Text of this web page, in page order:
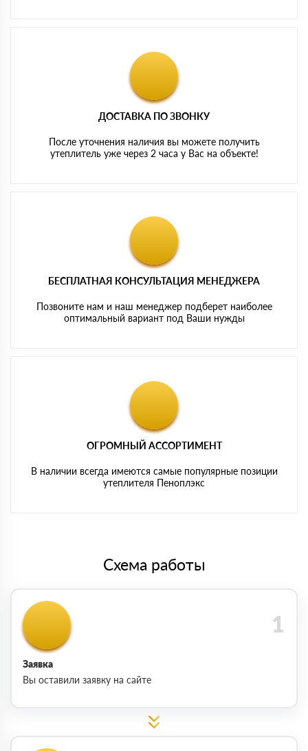
ДОСТАВКА ПО ЗВОНКУ
После уточнения наличия вы можете получить
утеплитель уже через 2 часа у Вас на объекте!
БЕСПЛАТНАЯ КОНСУЛЬТАЦИЯ МЕНЕДЖЕРА
Позвоните нам и наш менеджер подберет наиболее
оптимальный вариант под Ваши нужды
ОГРОМНЫЙ АССОРТИМЕНТ
В наличии всегда имеются самые популярные позиции
утеплителя Пеноплэкс
Схема работы
Заявка
Вы оставили заявку на сайте